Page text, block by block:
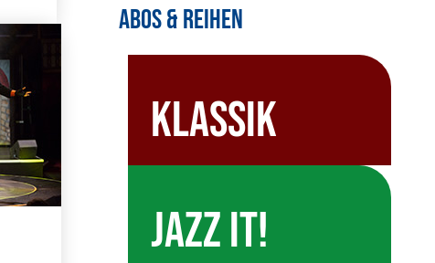
Abos & Reihen
Klassik
JAZZ IT!